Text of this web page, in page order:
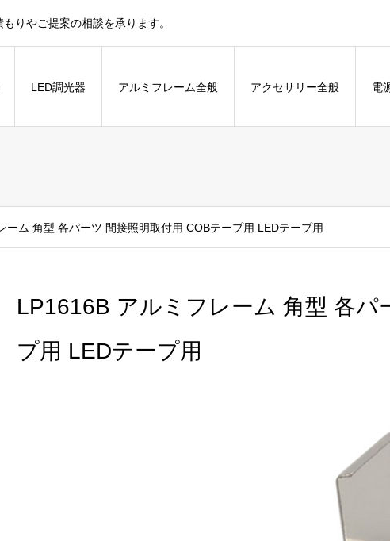
りやご提案の相談を承ります。
LED調光器 アルミフレーム全般 アクセサリー全般 電
ーム 角型 各パーツ 間接照明取付用 COBテープ用 LEDテープ用
LP1616B アルミフレーム 角型 各パ
プ用 LEDテープ用